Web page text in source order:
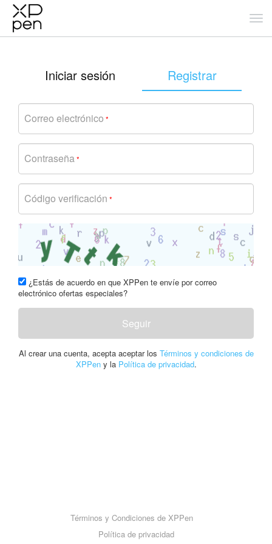
Iniciar sesión Registrar
Correo electrónico *
Contraseña*
Código verificación *
¿Estás de acuerdo en que XPPen te envíe por correo
electrónico ofertas especiales?
Seguir
Al crear una cuenta, acepta aceptar los Términos y condiciones de
XPPeny la Política de privacidad.
Términos y Condiciones de XPPen
Política de privacidad